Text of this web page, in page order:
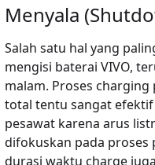
Menyala
Salah satu hal yang
mengisi baterai VIVO,
malam. Proses
total tentu sangat
pesawat karena arus
difokuskan pada proses
durasi waktu charge